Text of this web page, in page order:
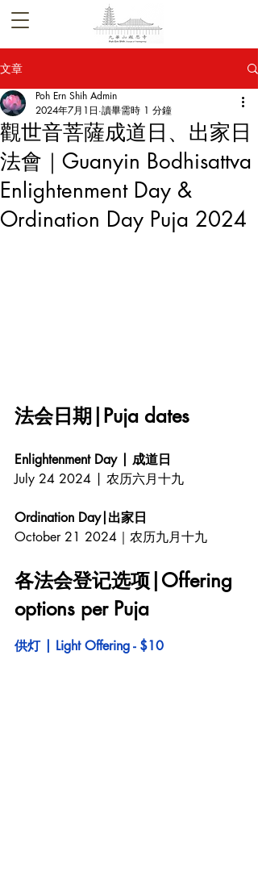
文章
觀世音菩薩成道日、出家日
法會｜Guanyin Bodhisattva
Enlightenment Day &
Ordination Day Puja 2024
Poh Ern Shih Admin
2024年7月1日 讀畢需時 1 分鐘
法会日期|Puja dates
Enlightenment Day | 成道日
July 24 2024 | 农历六月十九
Ordination Day|出家日
October 21 2024｜农历九月十九
各法会登记选项|Offering
options per Puja
供灯 | Light Offering - $10